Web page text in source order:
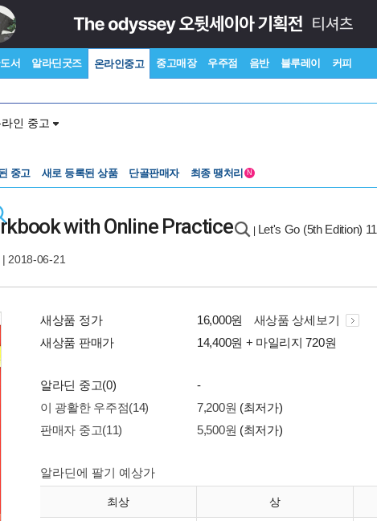
서 알라딘굿즈 온라인중고 중고매장 우주점 음반 블루레이 커피
인 중고
중고 새로 등록된 상품 단골판매자 최종 땡처리 N
with Online Practice Let's Go (5th Edition) 11
| 2018-06-21
새상품 정가 16,000원
새상품 상세보기
새상품 판매가
14,400원 + 마일리지 720원
알라딘 중고(0)
-
이 광활한 우주점(14)
7,200원 (최저가)
판매자 중고(11)
5,500원 (최저가)
알라딘에 팔기 예상가
최상 상